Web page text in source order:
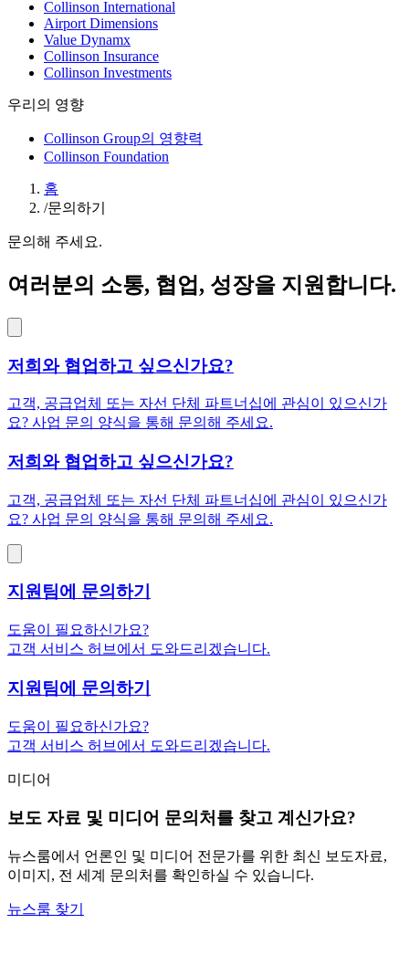
Collinson International
Airport Dimensions
Value Dynamx
Collinson Insurance
Collinson Investments
우리의 영향
Collinson Group의 영향력
Collinson Foundation
홈
/문의하기
문의해 주세요.
여러분의 소통, 협업, 성장을 지원합니다.
저희와 협업하고 싶으신가요?
고객, 공급업체 또는 자선 단체 파트너십에 관심이 있으신가
요? 사업 문의 양식을 통해 문의해 주세요.
저희와 협업하고 싶으신가요?
고객, 공급업체 또는 자선 단체 파트너십에 관심이 있으신가
요? 사업 문의 양식을 통해 문의해 주세요.
지원팀에 문의하기
도움이 필요하신가요?
고객 서비스 허브에서 도와드리겠습니다.
지원팀에 문의하기
도움이 필요하신가요?
고객 서비스 허브에서 도와드리겠습니다.
미디어
보도 자료 및 미디어 문의처를 찾고 계신가요?
뉴스룸에서 언론인 및 미디어 전문가를 위한 최신 보도자료,
이미지, 전 세계 문의처를 확인하실 수 있습니다.
뉴스룸 찾기